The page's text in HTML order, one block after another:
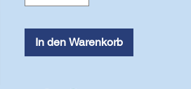
In den Warenkorb